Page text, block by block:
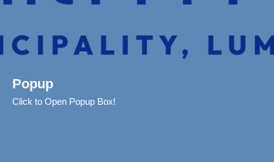
Popup
Click to Open Popup Box!